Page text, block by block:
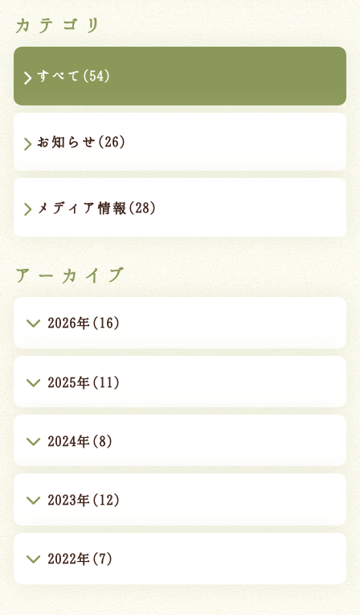
カテゴリ
すべて(54)
お知らせ(26)
メディア情報(28)
アーカイブ
2026年(16)
2025年(11)
2024年(8)
2023年(12)
2022年(7)